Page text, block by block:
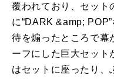
覆われており、セット
に“DARK &amp;
待を煽ったところで幕
ーフにした巨大セット
はセットに座ったり、